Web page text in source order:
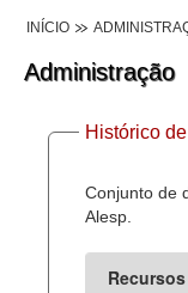
Dados Abertos
Lei de Acesso à
Dados
Planejamento
Catálogo de dados
Processo
INÍCIO
Administração
Histórico
Conjunto de
Alesp.
Recursos